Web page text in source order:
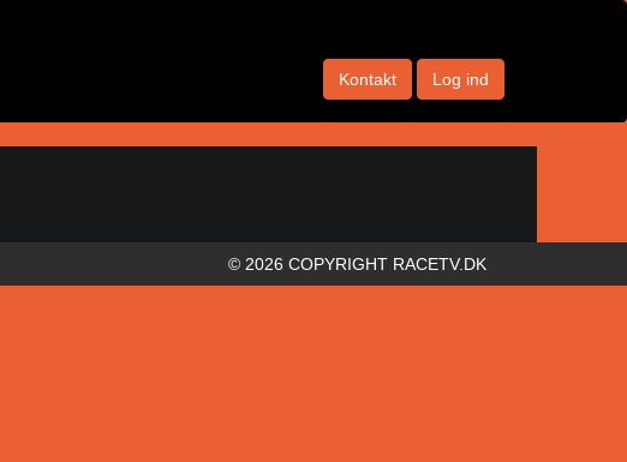
Kontakt Log ind
© 2026 COPYRIGHT RACETV.DK